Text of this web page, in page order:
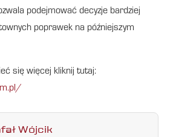
podejmować decyzje bardziej
poprawek na późniejszym
się więcej kliknij tutaj:
Wójcik